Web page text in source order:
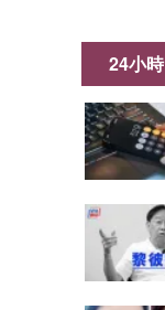
24小時